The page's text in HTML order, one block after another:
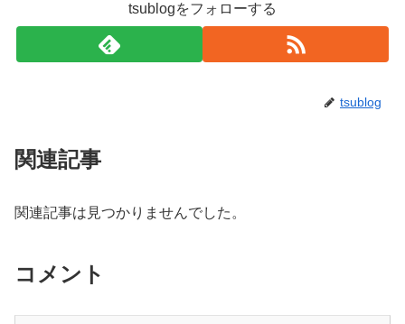
tsublogをフォローする
tsublog
関連記事
関連記事は見つかりませんでした。
コメント